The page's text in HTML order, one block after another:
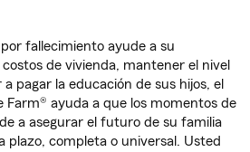
fallecimiento ayude a su
de vivienda, mantener el nivel
pagar la educación de sus hijos, el
Farm® ayuda a que los momentos de
a asegurar el futuro de su familia
plazo, completa o universal. Usted